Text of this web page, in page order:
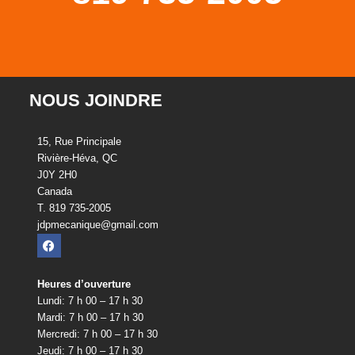
NOUS JOINDRE
15, Rue Principale
Rivière-Héva, QC
J0Y 2H0
Canada
T. 819 735-2005
jdpmecanique@gmail.com
Heures d’ouverture
Lundi: 7 h 00 – 17 h 30
Mardi: 7 h 00 – 17 h 30
Mercredi: 7 h 00 – 17 h 30
Jeudi: 7 h 00 – 17 h 30